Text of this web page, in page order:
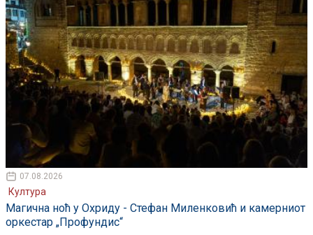
07.08.2026
Култура
Магична ноћ у Охриду - Стефан Миленковић и камерниот
оркестар „Профундис“